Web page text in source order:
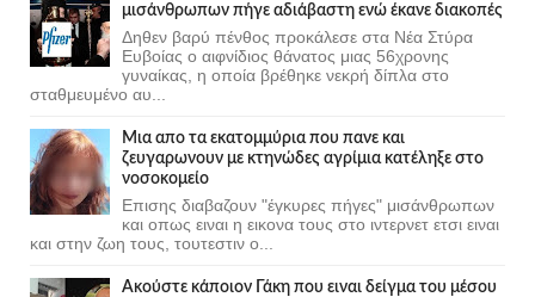
μισάνθρωπων πήγε αδιάβαστη ενώ έκανε διακοπές
Δηθεν βαρύ πένθος προκάλεσε στα Νέα Στύρα
Ευβοίας ο αιφνίδιος θάνατος μιας 56χρονης
γυναίκας, η οποία βρέθηκε νεκρή δίπλα στο
σταθμευμένο αυ...
Μια απο τα εκατομμύρια που πανε και
ζευγαρωνουν με κτηνώδες αγρίμια κατέληξε στο
νοσοκομείο
Επισης διαβαζουν "έγκυρες πήγες" μισάνθρωπων
και οπως ειναι η εικονα τους στο ιντερνετ ετσι ειναι
και στην ζωη τους, τουτεστιν ο...
Ακούστε κάποιον Γάκη που ειναι δείγμα του μέσου